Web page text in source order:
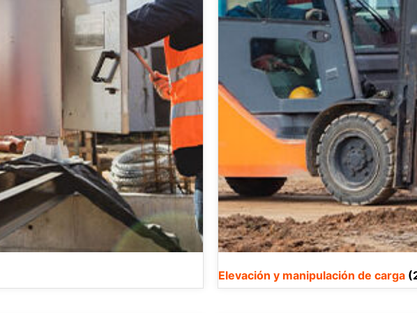
Elevación y manipulación de carga